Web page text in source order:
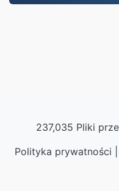
237,035 Pliki
Polityka prywatności